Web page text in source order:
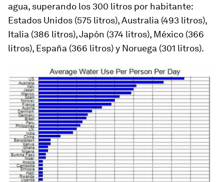
agua, superando los 300 litros por habitante:
Estados Unidos (575 litros), Australia (493 litros),
Italia (386 litros), Japón (374 litros), México (366
litros), España (366 litros) y Noruega (301 litros).